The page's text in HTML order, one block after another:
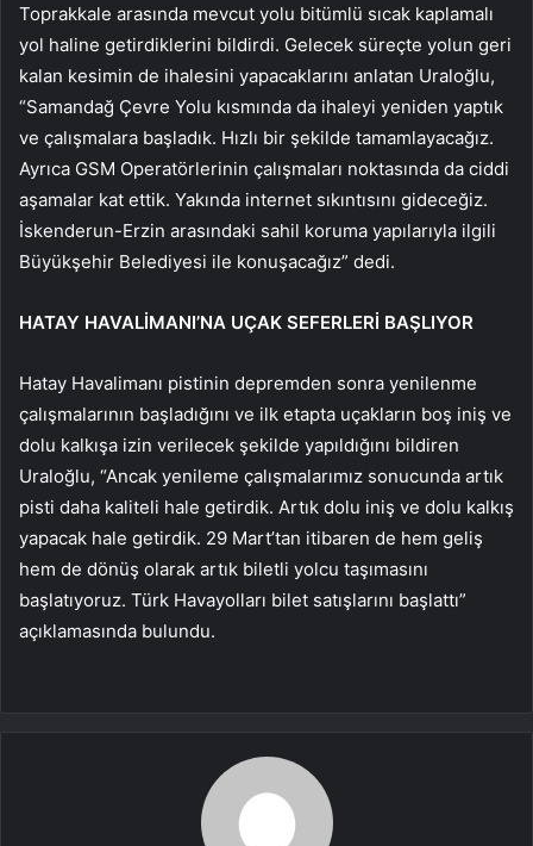
Toprakkale arasında mevcut yolu bitümlü sıcak kaplamalı
yol haline getirdiklerini bildirdi. Gelecek süreçte yolun geri
kalan kesimin de ihalesini yapacaklarını anlatan Uraloğlu,
“Samandağ Çevre Yolu kısmında da ihaleyi yeniden yaptık
ve çalışmalara başladık. Hızlı bir şekilde tamamlayacağız.
Ayrıca GSM Operatörlerinin çalışmaları noktasında da ciddi
aşamalar kat ettik. Yakında internet sıkıntısını gideceğiz.
İskenderun-Erzin arasındaki sahil koruma yapılarıyla ilgili
Büyükşehir Belediyesi ile konuşacağız” dedi.
HATAY HAVALİMANI’NA UÇAK SEFERLERİ BAŞLIYOR
Hatay Havalimanı pistinin depremden sonra yenilenme
çalışmalarının başladığını ve ilk etapta uçakların boş iniş ve
dolu kalkışa izin verilecek şekilde yapıldığını bildiren
Uraloğlu, “Ancak yenileme çalışmalarımız sonucunda artık
pisti daha kaliteli hale getirdik. Artık dolu iniş ve dolu kalkış
yapacak hale getirdik. 29 Mart’tan itibaren de hem geliş
hem de dönüş olarak artık biletli yolcu taşımasını
başlatıyoruz. Türk Havayolları bilet satışlarını başlattı”
açıklamasında bulundu.